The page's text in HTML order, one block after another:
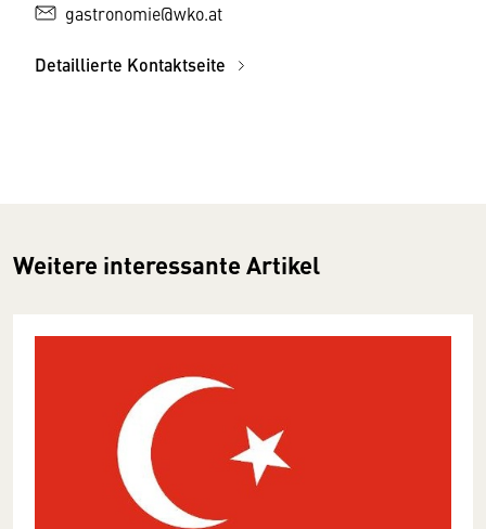
gastronomie@wko.at
Detaillierte Kontaktseite
Weitere interessante Artikel